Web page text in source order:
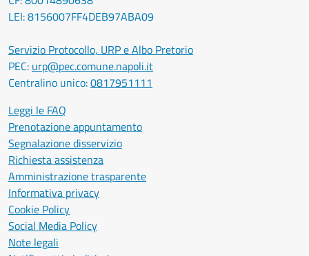
LEI: 8156007FF4DEB97ABA09
Servizio Protocollo, URP e Albo Pretorio
PEC: urp@pec.comune.napoli.it
Centralino unico:0817951111
Leggi le FAQ
Prenotazione appuntamento
Segnalazione disservizio
Richiesta assistenza
Amministrazione trasparente
Informativa privacy
Cookie Policy
Social Media Policy
Note legali